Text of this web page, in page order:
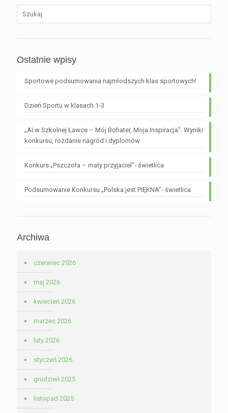
Ostatnie wpisy
Sportowe podsumowania najmłodszych klas sportowych!
Dzień Sportu w klasach 1-3
„AI w Szkolnej Ławce – Mój Bohater, Moja Inspiracja”. Wyniki
konkursu, rozdanie nagród i dyplomów
Konkurs „Pszczoła – mały przyjaciel”- świetlica
Podsumowanie Konkursu „Polska jest PIĘKNA”- świetlica
Archiwa
czerwiec 2026
maj 2026
kwiecień 2026
marzec 2026
luty 2026
styczeń 2026
grudzień 2025
listopad 2025